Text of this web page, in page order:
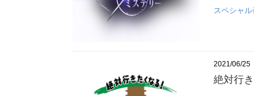
スペシャル
2021/06/25
絶対行